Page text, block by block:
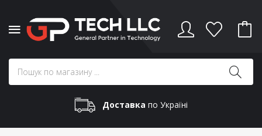
Доставка по Україні